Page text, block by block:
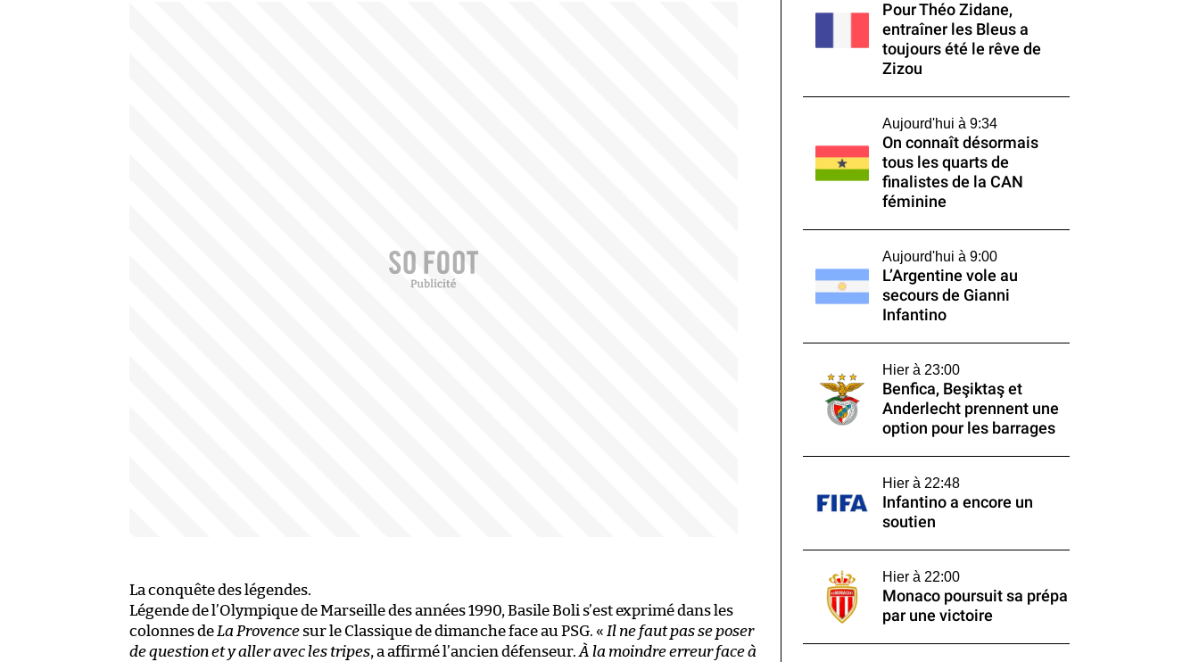
La conquête des légendes.
Légende de l’Olympique de Marseille des années 1990, Basile Boli s’est exprimé dans les
colonnes de La Provence sur le Classique de dimanche face au PSG. « Il ne faut pas se poser
de question et y aller avec les tripes, a affirmé l’ancien défenseur. À la moindre erreur face à
Pour Théo Zidane,
entraîner les Bleus a
toujours été le rêve de
Zizou
Aujourd'hui à 9:34
On connaît désormais
tous les quarts de
finalistes de la CAN
féminine
Aujourd'hui à 9:00
L’Argentine vole au
secours de Gianni
Infantino
Hier à 23:00
Benfica, Beşiktaş et
Anderlecht prennent une
option pour les barrages
Hier à 22:48
Infantino a encore un
soutien
Hier à 22:00
Monaco poursuit sa prépa
par une victoire